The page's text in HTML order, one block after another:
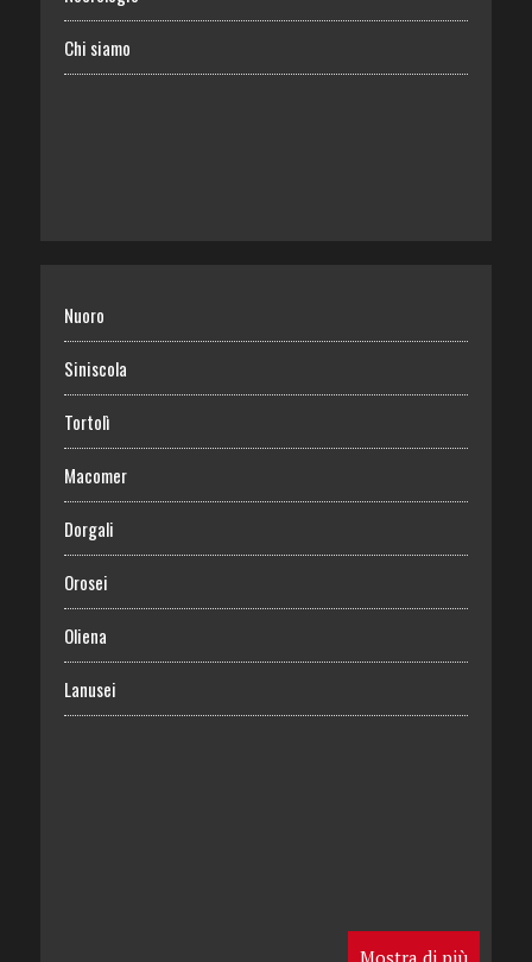
Chi siamo
Nuoro
Siniscola
Tortolì
Macomer
Dorgali
Orosei
Oliena
Lanusei
Mostra di più